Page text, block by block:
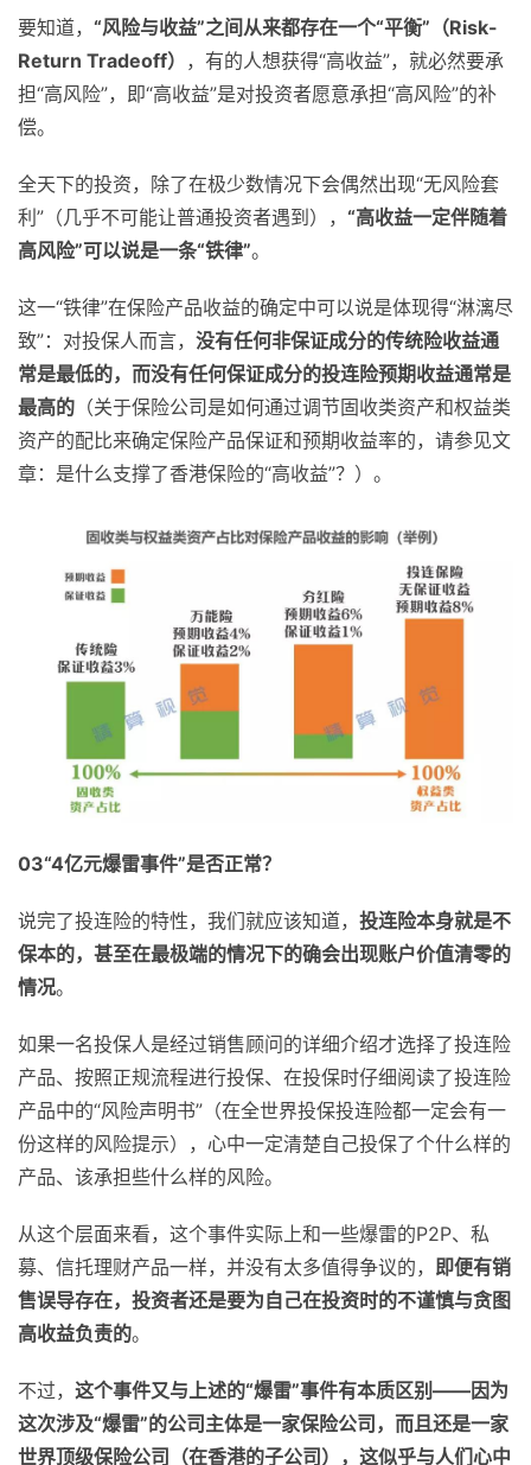
要知道， “风险与收益”之间从来都存在一个“平衡”（Risk-
Return Tradeoff） ，有的人想获得“高收益”，就必然要承
担“高风险”，即“高收益”是对投资者愿意承担“高风险”的补
偿。
全天下的投资，除了在极少数情况下会偶然出现“无风险套
利”（几乎不可能让普通投资者遇到）， “高收益一定伴随着
高风险”可以说是一条“铁律”。
这一“铁律”在保险产品收益的确定中可以说是体现得“淋漓尽
致”：对投保人而言， 没有任何非保证成分的传统险收益通
常是最低的，而没有任何保证成分的投连险预期收益通常是
最高的 （关于保险公司是如何通过调节固收类资产和权益类
资产的配比来确定保险产品保证和预期收益率的，请参见文
章：是什么支撑了香港保险的“高收益”？）。
03“4亿元爆雷事件”是否正常？
说完了投连险的特性，我们就应该知道， 投连险本身就是不
保本的，甚至在最极端的情况下的确会出现账户价值清零的
情况。
如果一名投保人是经过销售顾问的详细介绍才选择了投连险
产品、按照正规流程进行投保、在投保时仔细阅读了投连险
产品中的“风险声明书”（在全世界投保投连险都一定会有一
份这样的风险提示），心中一定清楚自己投保了个什么样的
产品、该承担些什么样的风险。
从这个层面来看，这个事件实际上和一些爆雷的P2P、私
募、信托理财产品一样，并没有太多值得争议的， 即便有销
售误导存在，投资者还是要为自己在投资时的不谨慎与贪图
高收益负责的。
不过， 这个事件又与上述的“爆雷”事件有本质区别——因为
这次涉及“爆雷”的公司主体是一家保险公司，而且还是一家
世界顶级保险公司（在香港的子公司），这似乎与人们心中